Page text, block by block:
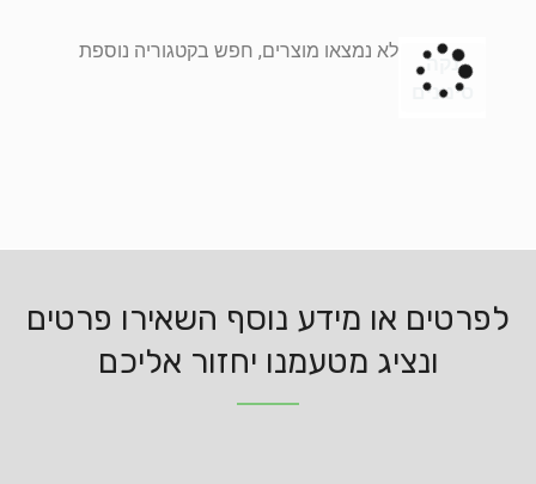
נקה
סינונים
לא נמצאו מוצרים, חפש בקטגוריה נוספת
לפרטים או מידע נוסף השאירו פרטים
ונציג מטעמנו יחזור אליכם